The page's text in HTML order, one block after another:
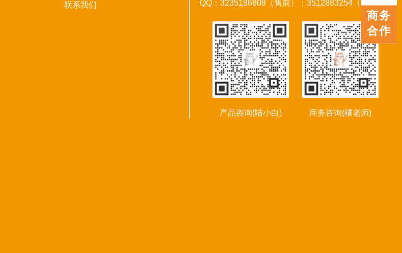
联系我们
QQ：3235186608（售前）；3512883254（售后）
产品咨询(喵小白) 商务咨询(橘老师)
在线
客服
商务
合作